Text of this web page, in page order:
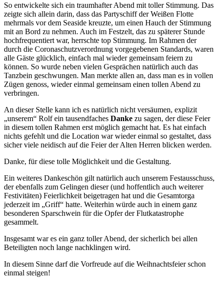
So entwickelte sich ein traumhafter Abend mit toller Stimmung. Das
zeigte sich allein darin, dass das Partyschiff der Weißen Flotte
mehrmals vor dem Seaside kreuzte, um einen Hauch der Stimmung
mit an Bord zu nehmen. Auch im Festzelt, das zu späterer Stunde
hochfrequentiert war, herrschte top Stimmung. Im Rahmen der
durch die Coronaschutzverordnung vorgegebenen Standards, waren
alle Gäste glücklich, einfach mal wieder gemeinsam feiern zu
können. So wurde neben vielen Gesprächen natürlich auch das
Tanzbein geschwungen. Man merkte allen an, dass man es in vollen
Zügen genoss, wieder einmal gemeinsam einen tollen Abend zu
verbringen.
An dieser Stelle kann ich es natürlich nicht versäumen, explizit
„unserem“ Rolf ein tausendfaches Danke zu sagen, der diese Feier
in diesem tollen Rahmen erst möglich gemacht hat. Es hat einfach
nichts gefehlt und die Location war wieder einmal so gestaltet, dass
sicher viele neidisch auf die Feier der Alten Herren blicken werden.
Danke, für diese tolle Möglichkeit und die Gestaltung.
Ein weiteres Dankeschön gilt natürlich auch unserem Festausschuss,
der ebenfalls zum Gelingen dieser (und hoffentlich auch weiterer
Festivitäten) Feierlichkeit beigetragen hat und die Gesamtorga
jederzeit im „Griff“ hatte. Weiterhin würde auch in einem ganz
besonderen Sparschwein für die Opfer der Flutkatastrophe
gesammelt.
Insgesamt war es ein ganz toller Abend, der sicherlich bei allen
Beteiligten noch lange nachklingen wird.
In diesem Sinne darf die Vorfreude auf die Weihnachtsfeier schon
einmal steigen!